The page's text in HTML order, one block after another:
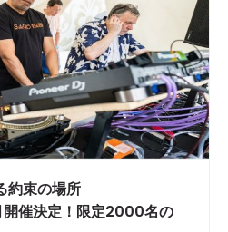
約束の場所
開催決定！限定2000名の